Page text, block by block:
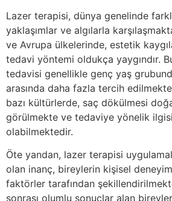
Lazer terapisi, dünya genelinde
yaklaşımlar ve algılarla
ve Avrupa ülkelerinde, estetik
tedavi yöntemi oldukça yaygındır.
tedavisi genellikle genç yaş
arasında daha fazla tercih
bazı kültürlerde, saç dökülmesi
görülmekte ve tedaviye yönelik
olabilmektedir.
Öte yandan, lazer terapisi
olan inanç, bireylerin kişisel
faktörler tarafından
sonrası olumlu sonuçlar alan